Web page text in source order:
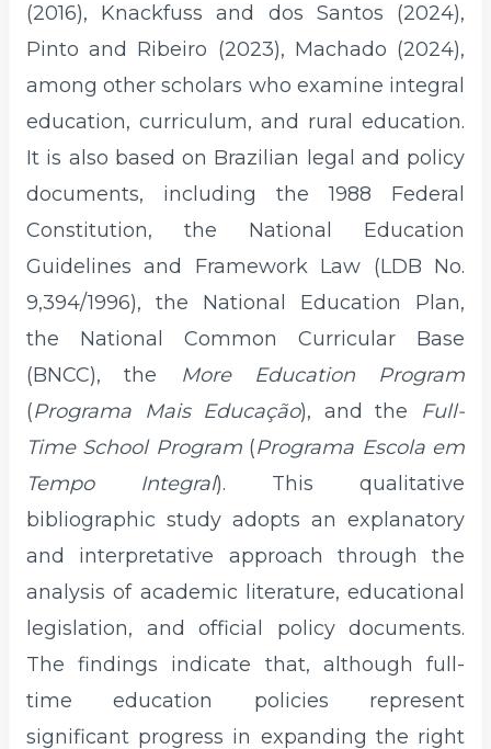
(2016), Knackfuss and dos Santos (2024),
Pinto and Ribeiro (2023), Machado (2024),
among other scholars who examine integral
education, curriculum, and rural education.
It is also based on Brazilian legal and policy
documents, including the 1988 Federal
Constitution, the National Education
Guidelines and Framework Law (LDB No.
9,394/1996), the National Education Plan,
the National Common Curricular Base
(BNCC), the
More Education Program
(Programa Mais Educação), and the Full-
Time School Program(Programa Escola em
Tempo Integral). This qualitative
bibliographic study adopts an explanatory
and interpretative approach through the
analysis of academic literature, educational
legislation, and official policy documents.
The findings indicate that, although full-
time education policies represent
significant progress in expanding the right